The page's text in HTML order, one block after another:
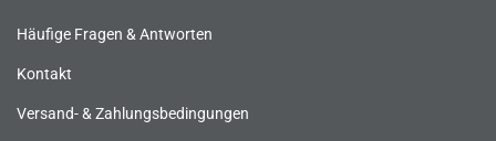
Häufige Fragen & Antworten
Kontakt
Versand- & Zahlungsbedingungen